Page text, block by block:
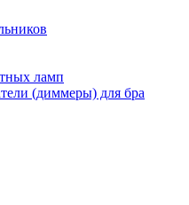
ламп
(диммеры) для бра